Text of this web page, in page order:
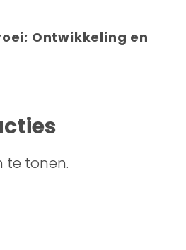
Ontwikkeling en
te tonen.